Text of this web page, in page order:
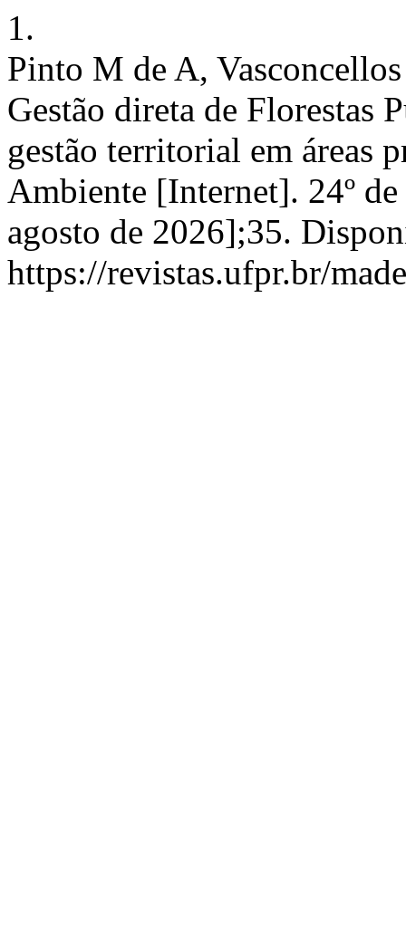
1.
Pinto M de A,
Gestão direta de Florestas
gestão territorial em áreas
Ambiente [Internet]. 24º
agosto de 2026];35.
https://revistas.ufpr.br/